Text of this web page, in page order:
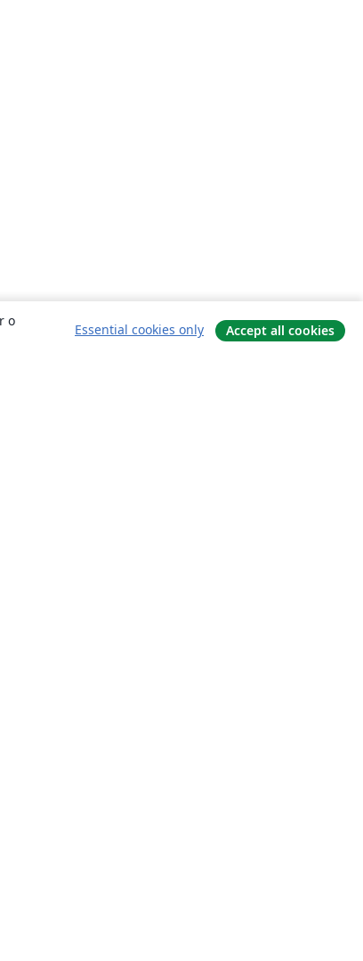
o
Essential cookies only Accept all cookies